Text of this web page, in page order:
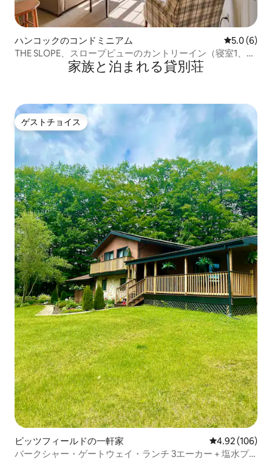
ハンコックのコンドミニアム レビュー6
5.0 (6)
THE SLOPE、スロープビューのカントリーイン（寝室1、温
水プール付き）家族と泊まれる貸別荘
ゲストチョイス
ゲストチョイス
ピッツフィールドの一軒家 レビュー106
4.92 (106)
バークシャー・ゲートウェイ・ランチ 3エーカー + 塩水プ